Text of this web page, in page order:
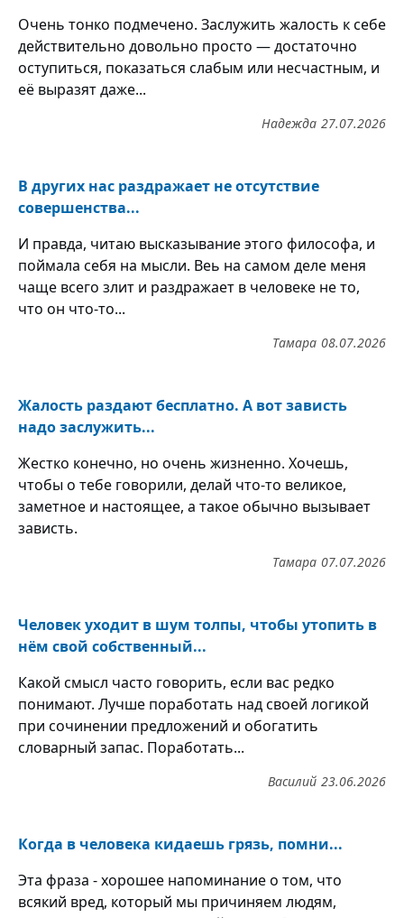
Очень тонко подмечено. Заслужить жалость к себе
действительно довольно просто — достаточно
оступиться, показаться слабым или несчастным, и
её выразят даже...
27.07.2026
Надежда
В других нас раздражает не отсутствие
совершенства...
И правда, читаю высказывание этого философа, и
поймала себя на мысли. Веь на самом деле меня
чаще всего злит и раздражает в человеке не то,
что он что-то...
08.07.2026
Тамара
Жалость раздают бесплатно. А вот зависть
надо заслужить...
Жестко конечно, но очень жизненно. Хочешь,
чтобы о тебе говорили, делай что-то великое,
заметное и настоящее, а такое обычно вызывает
зависть.
07.07.2026
Тамара
Человек уходит в шум толпы, чтобы утопить в
нём свой собственный...
Какой смысл часто говорить, если вас редко
понимают. Лучше поработать над своей логикой
при сочинении предложений и обогатить
словарный запас. Поработать...
23.06.2026
Василий
Когда в человека кидаешь грязь, помни...
Эта фраза - хорошее напоминание о том, что
всякий вред, который мы причиняем людям,